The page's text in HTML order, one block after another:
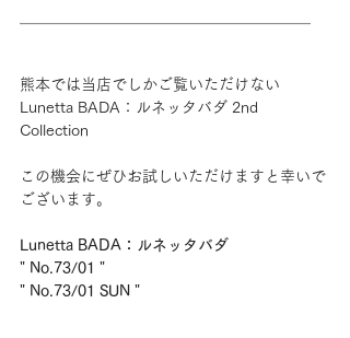
熊本では当店でしかご覧いただけない
Lunetta BADA：ルネッタバダ 2nd
Collection
この機会にぜひお試しいただけますと幸いで
ございます。
Lunetta BADA：ルネッタバダ
" No.73/01 "
" No.73/01 SUN "